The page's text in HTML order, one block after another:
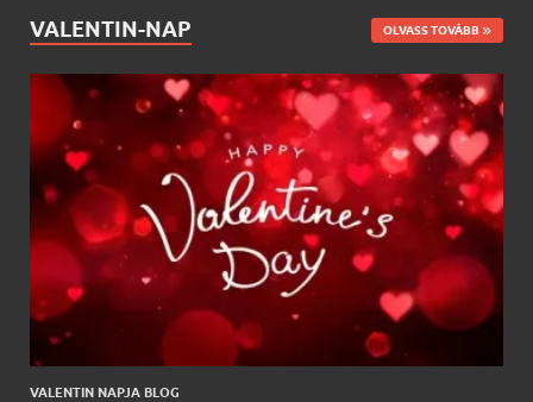
VALENTIN-NAP OLVASS TOVÁBB
VALENTIN NAPJA BLOG